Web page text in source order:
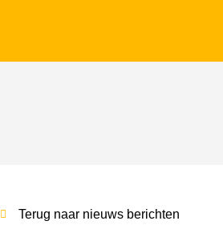
Terug naar nieuws berichten